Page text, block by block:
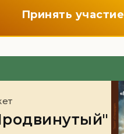
Принять участие